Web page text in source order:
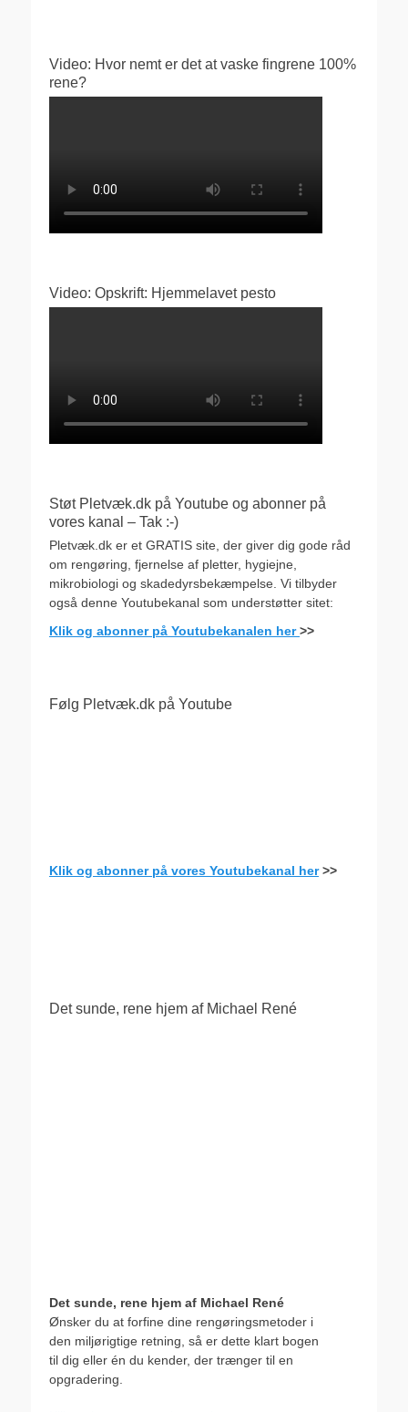
Video: Hvor nemt er det at vaske fingrene 100%
rene?
Video: Opskrift: Hjemmelavet pesto
Støt Pletvæk.dk på Youtube og abonner på
vores kanal – Tak :-)
Pletvæk.dk er et GRATIS site, der giver dig gode råd
om rengøring, fjernelse af pletter, hygiejne,
mikrobiologi og skadedyrsbekæmpelse. Vi tilbyder
også denne Youtubekanal som understøtter sitet:
Klik og abonner på Youtubekanalen her>>
Følg Pletvæk.dk på Youtube
Klik og abonner på vores Youtubekanal her>>
Det sunde, rene hjem af Michael René
Det sunde, rene hjem af Michael René
Ønsker du at forfine dine rengøringsmetoder i
den miljørigtige retning, så er dette klart bogen
til dig eller én du kender, der trænger til en
opgradering.